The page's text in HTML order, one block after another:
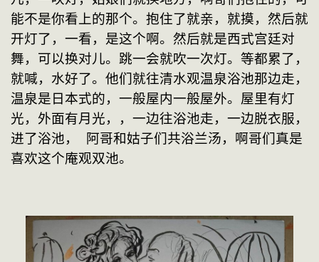
能不是你看上的那个。抱住了就亲，就摸，然后就
开灯了，一看，是这个啊。然后就是西式宫廷对
舞，可以换对儿。跳一会就吹一次灯。等都累了，
就喊，水好了。他们就往清水观温泉浴池那边走，
温泉是日本式的，一般屋内一般屋外。屋里有灯
光，外面有月光，，一边往浴池走，一边脱衣服，
进了浴池， 阿哥和姑子们共浴兰汤，啊哥们真是
喜欢这个庵观双池。